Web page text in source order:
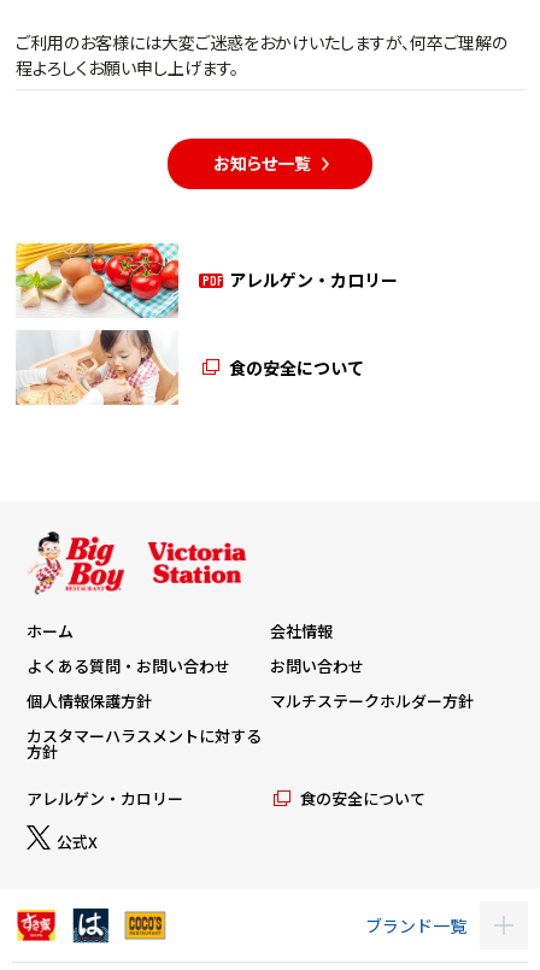
ご利用のお客様には大変ご迷惑をおかけいたしますが、何卒ご理解の
程よろしくお願い申し上げます。
お知らせ一覧
PDF アレルゲン・カロリー
食の安全について
ホーム
会社情報
よくある質問・お問い合わせ
お問い合わせ
個人情報保護方針
マルチステークホルダー方針
カスタマーハラスメントに対する
方針
アレルゲン・カロリー
食の安全について
公式X
ブランド一覧